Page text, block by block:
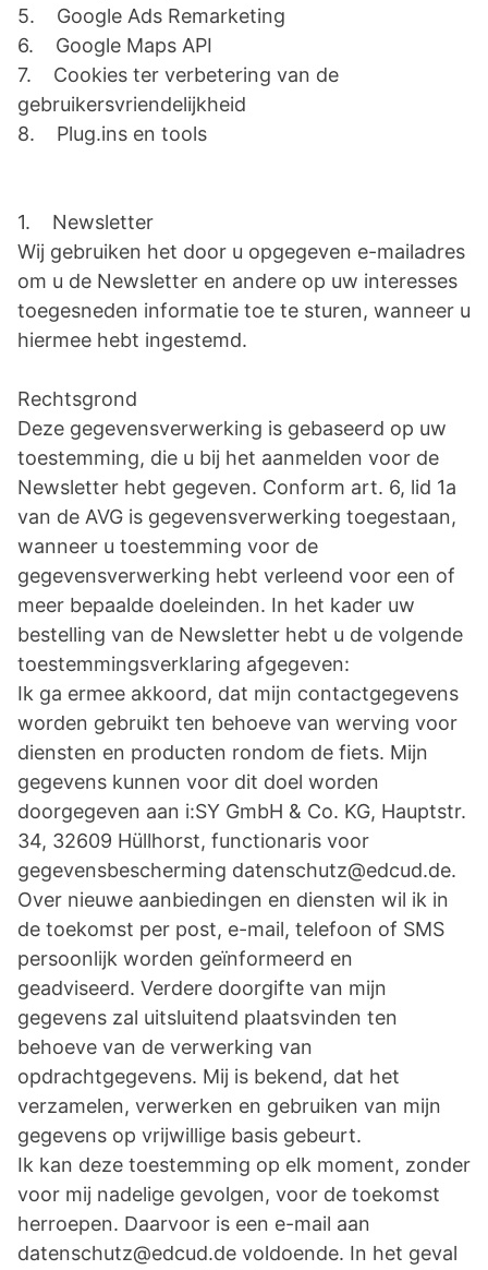
5. Google Ads Remarketing
6. Google Maps API
7. Cookies ter verbetering van de
gebruikersvriendelijkheid
8. Plug.ins en tools
1. Newsletter
Wij gebruiken het door u opgegeven e-mailadres
om u de Newsletter en andere op uw interesses
toegesneden informatie toe te sturen, wanneer u
hiermee hebt ingestemd.
Rechtsgrond
Deze gegevensverwerking is gebaseerd op uw
toestemming, die u bij het aanmelden voor de
Newsletter hebt gegeven. Conform art. 6, lid 1a
van de AVG is gegevensverwerking toegestaan,
wanneer u toestemming voor de
gegevensverwerking hebt verleend voor een of
meer bepaalde doeleinden. In het kader uw
bestelling van de Newsletter hebt u de volgende
toestemmingsverklaring afgegeven:
Ik ga ermee akkoord, dat mijn contactgegevens
worden gebruikt ten behoeve van werving voor
diensten en producten rondom de fiets. Mijn
gegevens kunnen voor dit doel worden
doorgegeven aan i:SY GmbH & Co. KG, Hauptstr.
34, 32609 Hüllhorst, functionaris voor
gegevensbescherming datenschutz@edcud.de.
Over nieuwe aanbiedingen en diensten wil ik in
de toekomst per post, e-mail, telefoon of SMS
persoonlijk worden geïnformeerd en
geadviseerd. Verdere doorgifte van mijn
gegevens zal uitsluitend plaatsvinden ten
behoeve van de verwerking van
opdrachtgegevens. Mij is bekend, dat het
verzamelen, verwerken en gebruiken van mijn
gegevens op vrijwillige basis gebeurt.
Ik kan deze toestemming op elk moment, zonder
voor mij nadelige gevolgen, voor de toekomst
herroepen. Daarvoor is een e-mail aan
datenschutz@edcud.de voldoende. In het geval